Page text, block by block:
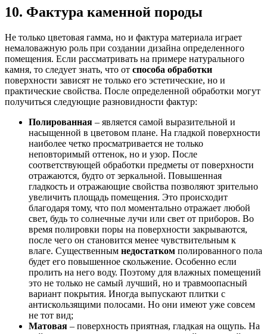
10. Фактура каменной породы
Не только цветовая гамма, но и фактура материала играет
немаловажную роль при создании дизайна определенного
помещения. Если рассматривать на примере натурального
камня, то следует знать, что от способа обработки
поверхности зависят не только его эстетические, но и
практические свойства. После определенной обработки могут
получиться следующие разновидности фактур:
Полированная – является самой выразительной и
насыщенной в цветовом плане. На гладкой поверхности
наиболее четко просматривается не только
неповторимый оттенок, но и узор. После
соответствующей обработки предметы от поверхности
отражаются, будто от зеркальной. Повышенная
гладкость и отражающие свойства позволяют зрительно
увеличить площадь помещения. Это происходит
благодаря тому, что пол моментально отражает любой
свет, будь то солнечные лучи или свет от приборов. Во
время полировки поры на поверхности закрываются,
после чего он становится менее чувствительным к
влаге. Существенным недостатком полированного пола
будет его повышенное скольжение. Особенно если
пролить на него воду. Поэтому для влажных помещений
это не только не самый лучший, но и травмоопасный
вариант покрытия. Иногда выпускают плитки с
антискользящими полосами. Но они имеют уже совсем
не тот вид;
Матовая – поверхность приятная, гладкая на ощупь. На